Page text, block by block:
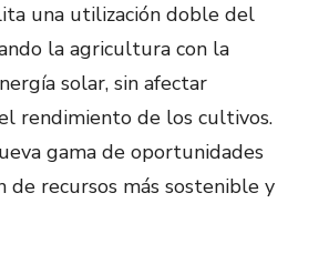
una utilización doble del
la agricultura con la
solar, sin afectar
rendimiento de los cultivos.
gama de oportunidades
de recursos más sostenible y